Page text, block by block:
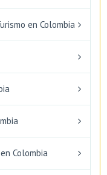
en Colombia
Colombia